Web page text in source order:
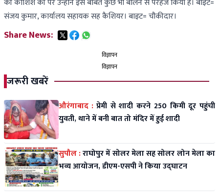
की कोशिश की पर उन्होंने इस बाबत कुछ भी बोलने से परहेज किया है। बाइट=
संजय कुमार, कार्यालय सहायक सह कैशियर। बाइट= चौकीदार।
Share News:
विज्ञापन
विज्ञापन
जरूरी खबरें
औरंगाबाद : प्रेमी से शादी करने 250 किमी दूर पहुंची
युवती, थाने में बनी बात तो मंदिर में हुई शादी
सुपौल :राघोपुर में सोलर मेला सह सोलर लोन मेला का
भव्य आयोजन, डीएम-एसपी ने किया उद्घाटन